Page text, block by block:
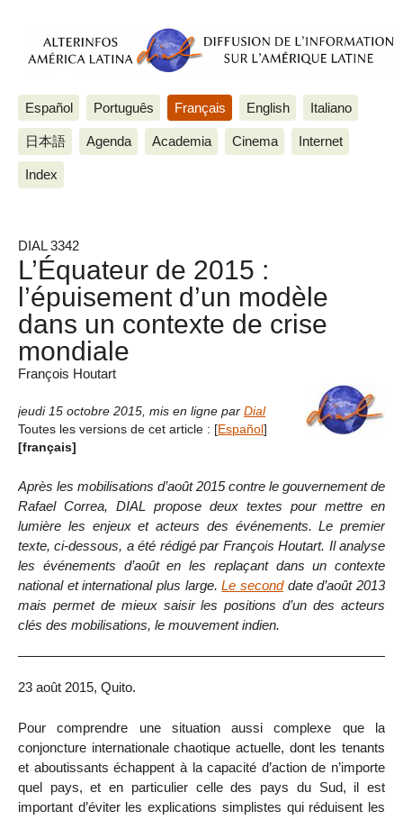
Español Português Français English Italiano
日本語 Agenda Academia Cinema Internet
Index
DIAL 3342
L’Équateur de 2015 :
l’épuisement d’un modèle
dans un contexte de crise
mondiale
François Houtart
jeudi 15 octobre 2015 mis en ligne par Dial
Toutes les versions de cet article : [Español]
[français]
Après les mobilisations d’août 2015 contre le gouvernement de
Rafael Correa, DIAL propose deux textes pour mettre en
lumière les enjeux et acteurs des événements. Le premier
texte, ci-dessous, a été rédigé par François Houtart. Il analyse
les événements d’août en les replaçant dans un contexte
national et international plus large.Le seconddate d’août 2013
mais permet de mieux saisir les positions d’un des acteurs
clés des mobilisations, le mouvement indien.
23 août 2015, Quito.
Pour comprendre une situation aussi complexe que la
conjoncture internationale chaotique actuelle, dont les tenants
et aboutissants échappent à la capacité d’action de n’importe
quel pays, et en particulier celle des pays du Sud, il est
important d’éviter les explications simplistes qui réduisent les